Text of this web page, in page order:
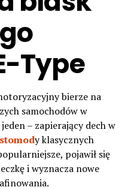
Type
bierze na
samochodów w
– zapierający dech w
y klasycznych
pojawił się
i wyznacza nowe